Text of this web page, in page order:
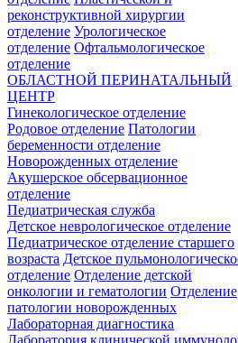
реконструктивной хирургии
отделение Урологическое
отделение Офтальмологическое
отделение
ОБЛАСТНОЙ ПЕРИНАТАЛЬНЫЙ
ЦЕНТР
Гинекологическое отделение
Родовое отделение Патологии
беременности отделение
Новорожденных отделение
Акушерское обсервационное
отделение
Педиатрическая служба
Детское неврологическое отделение
Педиатрическое отделение старшего
возраста Детское
отделение Отделение детской
онкологии и гематологии Отделение
патологии новорожденных
Лабораторная диагностика
Лаборатория клинической